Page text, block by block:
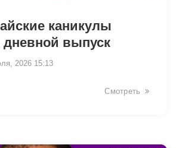
каникулы
дневной выпуск
2026 15:13
Смотреть